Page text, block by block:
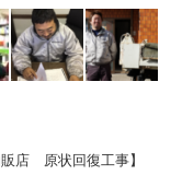
店 原状回復工事】